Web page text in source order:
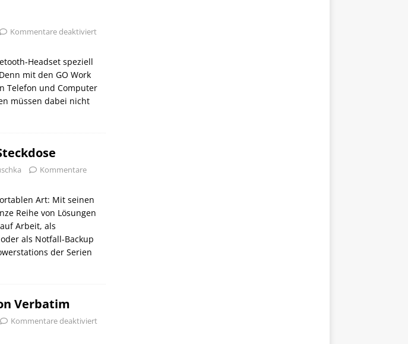
Kommentare deaktiviert
Headset speziell
mit den GO Work
Telefon und Computer
müssen dabei nicht
Kommentare
Art: Mit seinen
Reihe von Lösungen
Arbeit, als
als Notfall-Backup
der Serien
Verbatim
Kommentare deaktiviert